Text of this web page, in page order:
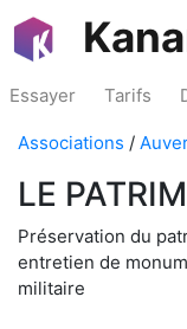
Essayer Tarifs
Associations /
LE
Préservation du
entretien de
militaire